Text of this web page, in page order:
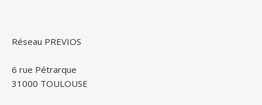
Réseau PREVIOS
6 rue Pétrarque
31000 TOULOUSE